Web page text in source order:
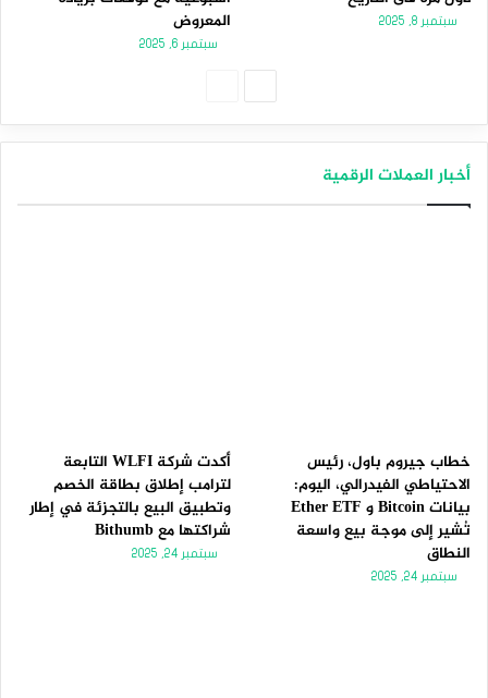
سبتمبر 8, 2025
المعروض
سبتمبر 6, 2025
أخبار العملات الرقمية
خطاب جيروم باول، رئيس
الاحتياطي الفيدرالي، اليوم:
بيانات Bitcoin و Ether ETF
تُشير إلى موجة بيع واسعة
النطاق
سبتمبر 24, 2025
أكدت شركة WLFI التابعة
لترامب إطلاق بطاقة الخصم
وتطبيق البيع بالتجزئة في إطار
شراكتها مع Bithumb
سبتمبر 24, 2025